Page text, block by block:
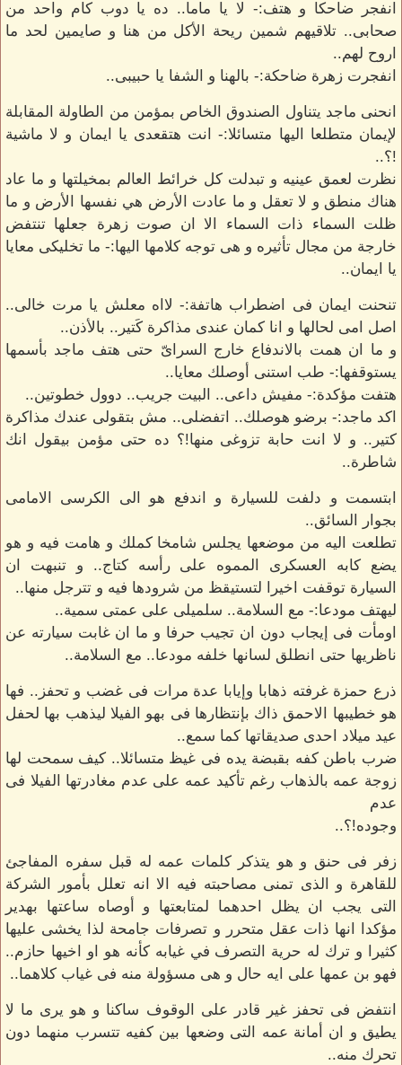
انفجر ضاحكا و هتف:- لا يا ماما.. ده يا دوب كام واحد من
صحابى.. تلاقيهم شمين ريحة الأكل من هنا و صايمين لحد ما
اروح لهم..
انفجرت زهرة ضاحكة:- بالهنا و الشفا يا حبيبى..
انحنى ماجد يتناول الصندوق الخاص بمؤمن من الطاولة المقابلة
لإيمان متطلعا اليها متسائلا:- انت هتقعدى يا ايمان و لا ماشية
!؟..
نظرت لعمق عينيه و تبدلت كل خرائط العالم بمخيلتها و ما عاد
هناك منطق و لا تعقل و ما عادت الأرض هي نفسها الأرض و ما
ظلت السماء ذات السماء الا ان صوت زهرة جعلها تنتفض
خارجة من مجال تأثيره و هى توجه كلامها اليها:- ما تخليكى معايا
يا ايمان..
تنحنت ايمان فى اضطراب هاتفة:- لااه معلش يا مرت خالى..
اصل امى لحالها و انا كمان عندى مذاكرة كَتير.. بالأذن..
و ما ان همت بالاندفاع خارج السراىّ حتى هتف ماجد بأسمها
يستوقفها:- طب استنى أوصلك معايا..
هتفت مؤكدة:- مفيش داعى.. البيت جريب.. دوول خطوتين..
اكد ماجد:- برضو هوصلك.. اتفضلى.. مش بتقولى عندك مذاكرة
كتير.. و لا انت حابة تزوغى منها!؟ ده حتى مؤمن بيقول انك
شاطرة..
ابتسمت و دلفت للسيارة و اندفع هو الى الكرسى الامامى
بجوار السائق..
تطلعت اليه من موضعها يجلس شامخا كملك و هامت فيه و هو
يضع كابه العسكرى المموه على رأسه كتاج.. و تنبهت ان
السيارة توقفت اخيرا لتستيقظ من شرودها فيه و تترجل منها..
ليهتف مودعا:- مع السلامة.. سلميلى على عمتى سمية..
اومأت فى إيجاب دون ان تجيب حرفا و ما ان غابت سيارته عن
ناظريها حتى انطلق لسانها خلفه مودعا.. مع السلامة..
ذرع حمزة غرفته ذهابا وإيابا عدة مرات فى غضب و تحفز.. فها
هو خطيبها الاحمق ذاك بإنتظارها فى بهو الفيلا ليذهب بها لحفل
عيد ميلاد احدى صديقاتها كما سمع..
ضرب باطن كفه بقبضة يده فى غيظ متسائلا.. كيف سمحت لها
زوجة عمه بالذهاب رغم تأكيد عمه على عدم مغادرتها الفيلا فى
عدم
وجوده!؟..
زفر فى حنق و هو يتذكر كلمات عمه له قبل سفره المفاجئ
للقاهرة و الذى تمنى مصاحبته فيه الا انه تعلل بأمور الشركة
التى يجب ان يظل احدهما لمتابعتها و أوصاه ساعتها بهدير
مؤكدا انها ذات عقل متحرر و تصرفات جامحة لذا يخشى عليها
كثيرا و ترك له حرية التصرف في غيابه كأنه هو او اخيها حازم..
فهو بن عمها على ايه حال و هى مسؤولة منه فى غياب كلاهما..
انتفض فى تحفز غير قادر على الوقوف ساكنا و هو يرى ما لا
يطيق و ان أمانة عمه التى وضعها بين كفيه تتسرب منهما دون
تحرك منه..